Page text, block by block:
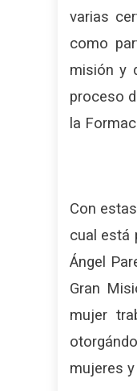
varias
como
misión y
proceso
la
Con
cual está
Ángel
Gran
mujer
mujeres